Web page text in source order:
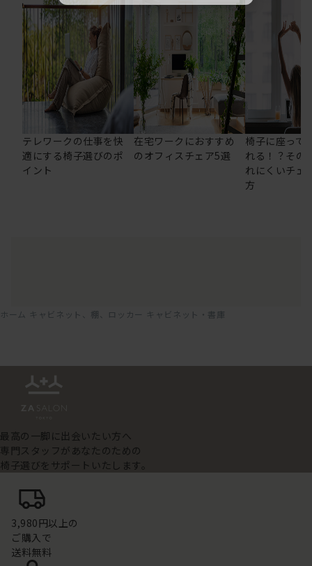
テレワークの仕事を快
適にする椅子選びのポ
イント
在宅ワークにおすすめ
のオフィスチェア5選
椅子に座って
れる！？その
れにくいチェ
方
ホーム キャビネット、棚、ロッカー キャビネット・書庫
最高の一脚に出会いたい方へ
専門スタッフがあなたのための
椅子選びをサポートいたします。
3,980円以上の
ご購入で
送料無料